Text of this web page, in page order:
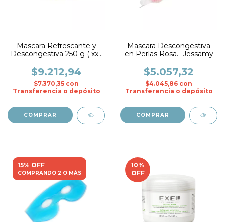
Mascara Refrescante y
Descongestiva 250 g ( xx )
$9.212,94
$7.370,35 con
Transferencia o depósito
Mascara Descongestiva
en Perlas Rosa.- Jessamy
$5.057,32
$4.045,86 con
Transferencia o depósito
15% OFF
COMPRANDO 2 O MÁS
10%
OFF